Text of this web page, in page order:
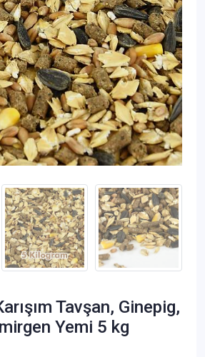
Tavşan, Ginepig,
Yemi 5 kg